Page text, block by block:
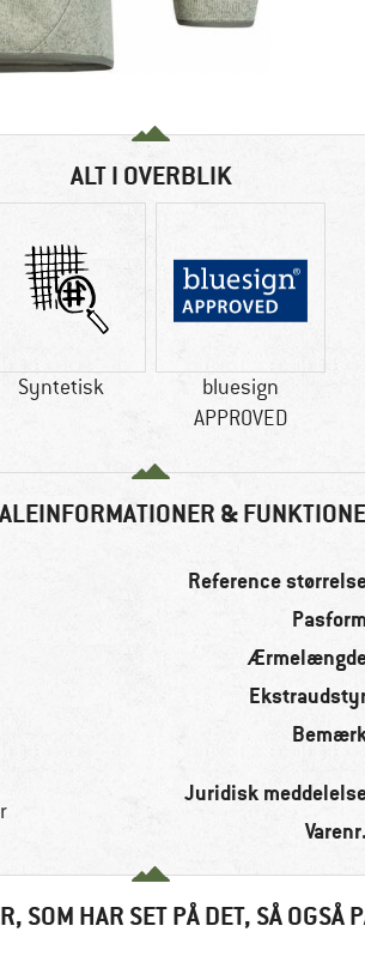
ALT I OVERBLIK
Syntetisk
bluesign
APPROVED
&
Reference
Juridisk
SOM HAR SET PÅ DET, SÅ OGSÅ